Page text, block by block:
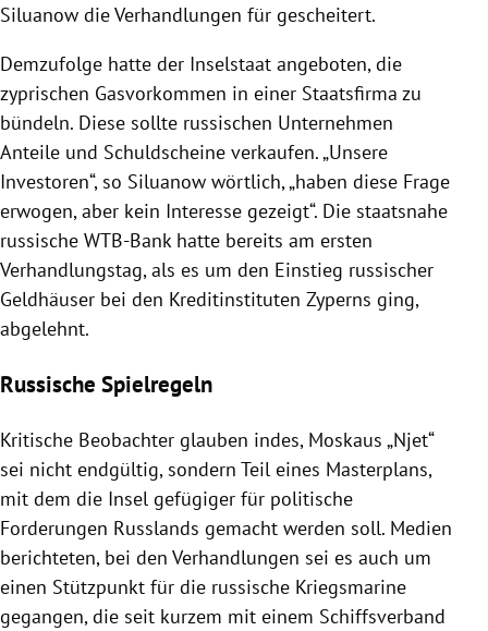
Siluanow die Verhandlungen für gescheitert.
Demzufolge hatte der Inselstaat angeboten, die
zyprischen Gasvorkommen in einer Staatsfirma zu
bündeln. Diese sollte russischen Unternehmen
Anteile und Schuldscheine verkaufen. „Unsere
Investoren“, so Siluanow wörtlich, „haben diese Frage
erwogen, aber kein Interesse gezeigt“. Die staatsnahe
russische WTB-Bank hatte bereits am ersten
Verhandlungstag, als es um den Einstieg russischer
Geldhäuser bei den Kreditinstituten Zyperns ging,
abgelehnt.
Russische Spielregeln
Kritische Beobachter glauben indes, Moskaus „Njet“
sei nicht endgültig, sondern Teil eines Masterplans,
mit dem die Insel gefügiger für politische
Forderungen Russlands gemacht werden soll. Medien
berichteten, bei den Verhandlungen sei es auch um
einen Stützpunkt für die russische Kriegsmarine
gegangen, die seit kurzem mit einem Schiffsverband